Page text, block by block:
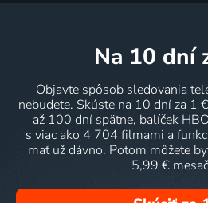
na 10 dní
Objavte spôsob sledovania
nebudete. Skúste na 10 dní za 1
až 100 dní spätne, balíček
s viac ako 4 704 filmami a
mať už dávno. Potom môžete
5,99 €